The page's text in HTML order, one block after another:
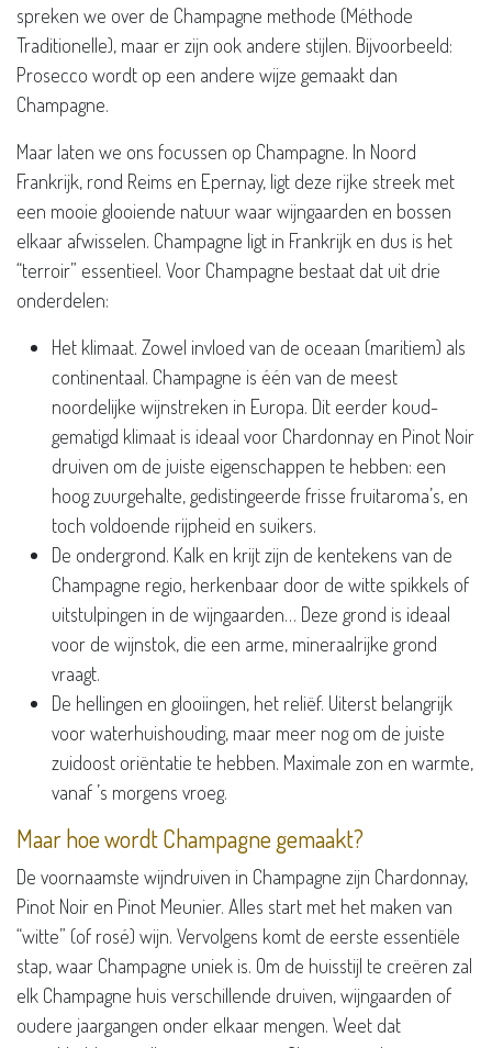
spreken we over de Champagne methode (Méthode
Traditionelle), maar er zijn ook andere stijlen. Bijvoorbeeld:
Prosecco wordt op een andere wijze gemaakt dan
Champagne.
Maar laten we ons focussen op Champagne. In Noord
Frankrijk, rond Reims en Epernay, ligt deze rijke streek met
een mooie glooiende natuur waar wijngaarden en bossen
elkaar afwisselen. Champagne ligt in Frankrijk en dus is het
“terroir” essentieel. Voor Champagne bestaat dat uit drie
onderdelen:
Het klimaat. Zowel invloed van de oceaan (maritiem) als
continentaal. Champagne is één van de meest
noordelijke wijnstreken in Europa. Dit eerder koud-
gematigd klimaat is ideaal voor Chardonnay en Pinot Noir
druiven om de juiste eigenschappen te hebben: een
hoog zuurgehalte, gedistingeerde frisse fruitaroma’s, en
toch voldoende rijpheid en suikers.
De ondergrond. Kalk en krijt zijn de kentekens van de
Champagne regio, herkenbaar door de witte spikkels of
uitstulpingen in de wijngaarden… Deze grond is ideaal
voor de wijnstok, die een arme, mineraalrijke grond
vraagt.
De hellingen en glooiingen, het reliëf. Uiterst belangrijk
voor waterhuishouding, maar meer nog om de juiste
zuidoost oriëntatie te hebben. Maximale zon en warmte,
vanaf ’s morgens vroeg.
Maar hoe wordt Champagne gemaakt?
De voornaamste wijndruiven in Champagne zijn Chardonnay,
Pinot Noir en Pinot Meunier. Alles start met het maken van
“witte” (of rosé) wijn. Vervolgens komt de eerste essentiële
stap, waar Champagne uniek is. Om de huisstijl te creëren zal
elk Champagne huis verschillende druiven, wijngaarden of
oudere jaargangen onder elkaar mengen. Weet dat